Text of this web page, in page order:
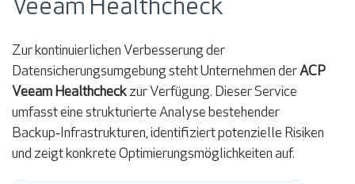
Veeam Healthcheck
Zur kontinuierlichen Verbesserung der
Datensicherungsumgebung steht Unternehmen derACP
Veeam Healthcheckzur Verfügung. Dieser Service
umfasst eine strukturierte Analyse bestehender
Backup‑Infrastrukturen, identifiziert potenzielle Risiken
und zeigt konkrete Optimierungsmöglichkeiten auf.